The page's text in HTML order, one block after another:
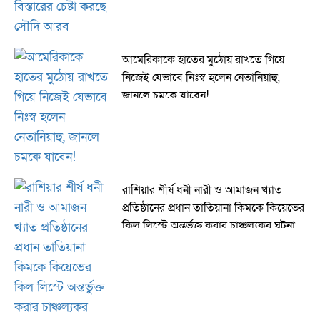
আমেরিকাকে হাতের মুঠোয় রাখতে গিয়ে
নিজেই যেভাবে নিঃস্ব হলেন নেতানিয়াহু,
জানলে চমকে যাবেন!
রাশিয়ার শীর্ষ ধনী নারী ও আমাজন খ্যাত
প্রতিষ্ঠানের প্রধান তাতিয়ানা কিমকে কিয়েভের
কিল লিস্টে অন্তর্ভুক্ত করার চাঞ্চল্যকর ঘটনা